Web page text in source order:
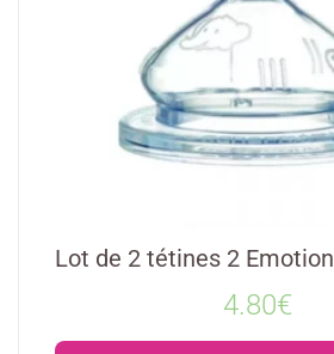
Lot de 2 tétines 2 Emotion
4.80€